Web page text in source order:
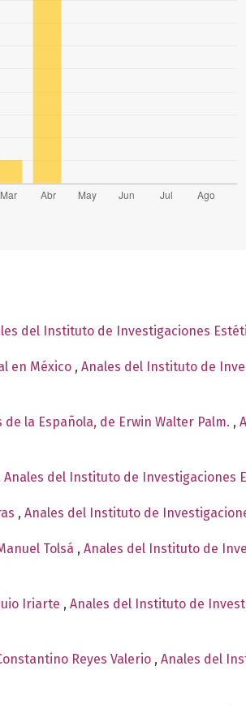
del Instituto de Investigaciones
en México , Anales del Instituto de
la Española, de Erwin Walter Palm. ,
Anales del Instituto de Investigaciones
, Anales del Instituto de
Tolsá , Anales del Instituto de
Iriarte , Anales del Instituto de
Reyes Valerio , Anales del